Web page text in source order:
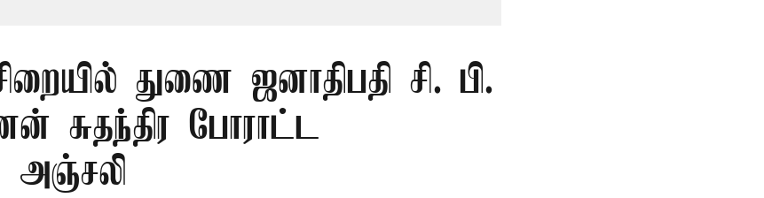
துணை ஜனாதிபதி சி. பி.
சுதந்திர போராட்ட
அஞ்சலி